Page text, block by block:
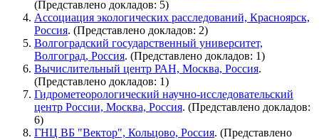
(Представлено докладов: 5)
Ассоциация экологических расследований, Красноярск,
Россия. (Представлено докладов: 2)
Волгоградский государственный университет,
Волгоград, Россия. (Представлено докладов: 1)
Вычислительный центр РАН, Москва, Россия.
(Представлено докладов: 1)
Гидрометеорологический научно-исследовательский
центр России, Москва, Россия. (Представлено докладов:
6)
ГНЦ ВБ "Вектор", Кольцово, Россия. (Представлено